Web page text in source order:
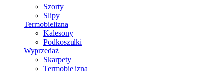
Szorty
Slipy
Termobielizna
Kalesony
Podkoszulki
Wyprzedaż
Skarpety
Termobielizna